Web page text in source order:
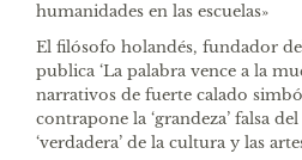
humanidades en las escuelas»
El filósofo holandés, fundador
publica ‘La palabra vence a la
narrativos de fuerte calado
contrapone la ‘grandeza’ falsa
‘verdadera’ de la cultura y las